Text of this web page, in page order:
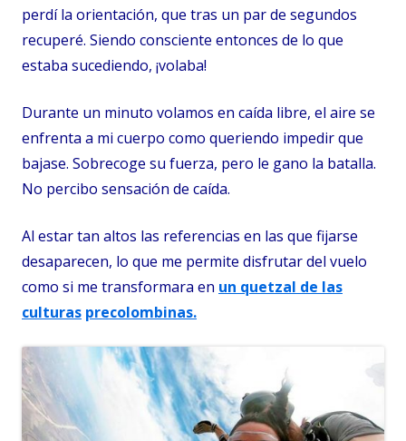
perdí la orientación, que tras un par de segundos
recuperé. Siendo consciente entonces de lo que
estaba sucediendo, ¡volaba!
Durante un minuto volamos en caída libre, el aire se
enfrenta a mi cuerpo como queriendo impedir que
bajase. Sobrecoge su fuerza, pero le gano la batalla.
No percibo sensación de caída.
Al estar tan altos las referencias en las que fijarse
desaparecen, lo que me permite disfrutar del vuelo
como si me transformara en un quetzal de las
culturas precolombinas.